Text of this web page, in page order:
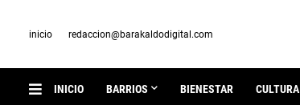
inicio redaccion@barakaldodigital.com
INICIO BARRIOS BIENESTAR CULTURA